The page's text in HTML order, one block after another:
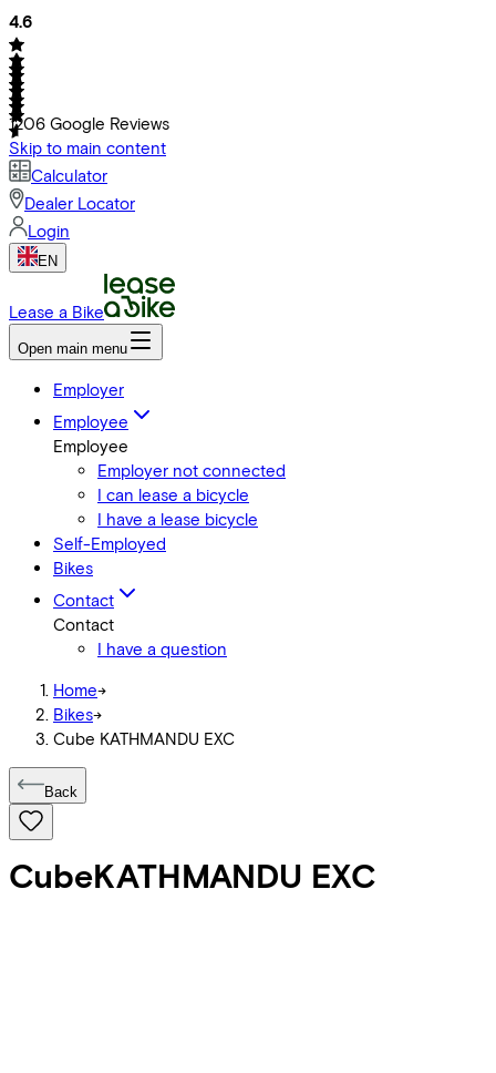
4.6
1206 Google Reviews
Skip to main content
Calculator
Dealer Locator
Login
EN
Lease a Bike
Open main menu
Employer
Employee
Employee
Employer not connected
I can lease a bicycle
I have a lease bicycle
Self-Employed
Bikes
Contact
Contact
I have a question
Home->
Bikes->
Cube KATHMANDU EXC
Back
CubeKATHMANDU EXC